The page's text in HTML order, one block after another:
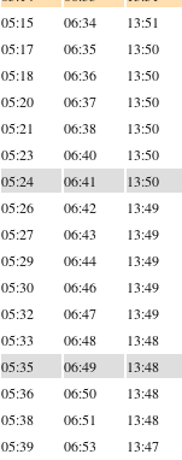
05:15 06:34 13:51
05:17 06:35 13:50
05:18 06:36 13:50
05:20 06:37 13:50
05:21 06:38 13:50
05:23 06:40 13:50
05:24 06:41 13:50
05:26 06:42 13:49
05:27 06:43 13:49
05:29 06:44 13:49
05:30 06:46 13:49
05:32 06:47 13:49
05:33 06:48 13:48
05:35 06:49 13:48
05:36 06:50 13:48
05:38 06:51 13:48
05:39 06:53 13:47